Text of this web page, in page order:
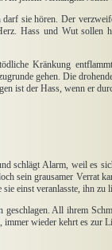
sie hören. Der
Hass und Wut sollen
Kränkung
gehen. Die
ist der Hass, wenn er
schlägt Alarm, weil es
sein grausamer Verrat
einst veranlasste, ihn zu
geschlagen. All ihrem
wieder kehrt es zur